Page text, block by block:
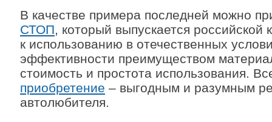
В качестве примера последней можно
СТОП, который выпускается российской
к использованию в отечественных
эффективности преимуществом
стоимость и простота использования.
приобретение – выгодным и разумным
автолюбителя.